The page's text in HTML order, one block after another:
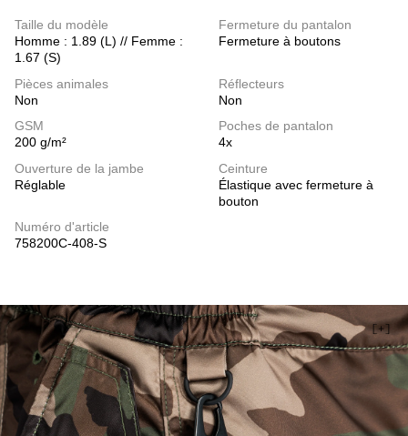
Taille du modèle
Homme : 1.89 (L) // Femme :
1.67 (S)
Fermeture du pantalon
Fermeture à boutons
Pièces animales
Non
Réflecteurs
Non
GSM
200 g/m²
Poches de pantalon
4x
Ouverture de la jambe
Réglable
Ceinture
Élastique avec fermeture à
bouton
Numéro d'article
758200C-408-S